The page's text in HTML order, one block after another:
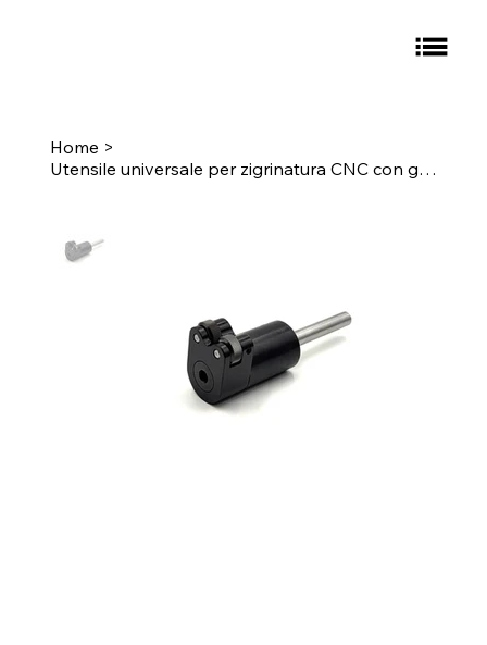
Home >
Utensile universale per zigrinatura CNC con gambo sfalsato, gambo tondo da 1/2" - Zigrinatura: E